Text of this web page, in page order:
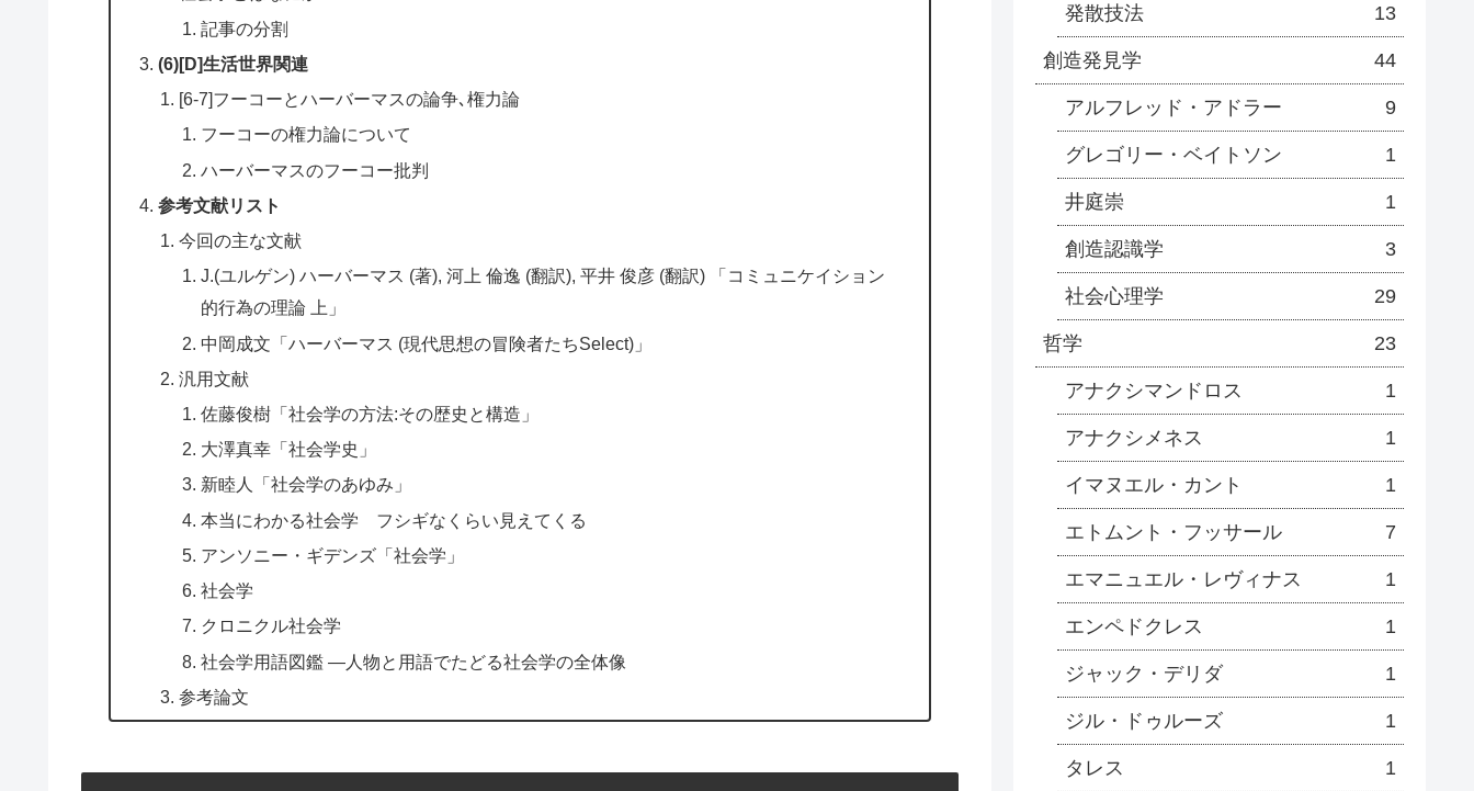
記事の分割
(6)[D]生活世界関連
[6-7]フーコーとハーバーマスの論争､権力論
フーコーの権力論について
ハーバーマスのフーコー批判
参考文献リスト
今回の主な文献
J.(ユルゲン) ハーバーマス (著), 河上 倫逸 (翻訳), 平井 俊彦 (翻訳) 「コミュニケイション
的行為の理論 上」
中岡成文「ハーバーマス (現代思想の冒険者たちSelect)」
汎用文献
佐藤俊樹「社会学の方法:その歴史と構造」
大澤真幸「社会学史」
新睦人「社会学のあゆみ」
本当にわかる社会学 フシギなくらい見えてくる
アンソニー・ギデンズ「社会学」
社会学
クロニクル社会学
社会学用語図鑑 ―人物と用語でたどる社会学の全体像
参考論文
発散技法 13
創造発見学 44
アルフレッド・アドラー 9
グレゴリー・ベイトソン 1
井庭崇 1
創造認識学 3
社会心理学 29
哲学 23
アナクシマンドロス 1
アナクシメネス 1
イマヌエル・カント 1
エトムント・フッサール 7
エマニュエル・レヴィナス 1
エンペドクレス 1
ジャック・デリダ 1
ジル・ドゥルーズ 1
タレス 1